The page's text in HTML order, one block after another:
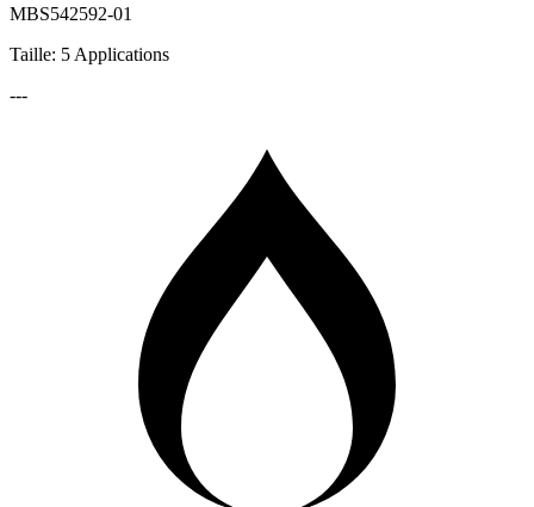
MBS542592-01
Taille: 5 Applications
---